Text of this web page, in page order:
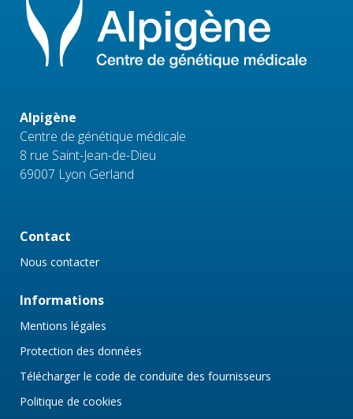
Alpigène
Centre de génétique médicale
8 rue Saint-Jean-de-Dieu
69007 Lyon Gerland
Contact
Nous contacter
Informations
Mentions légales
Protection des données
Télécharger le code de conduite des fournisseurs
Politique de cookies